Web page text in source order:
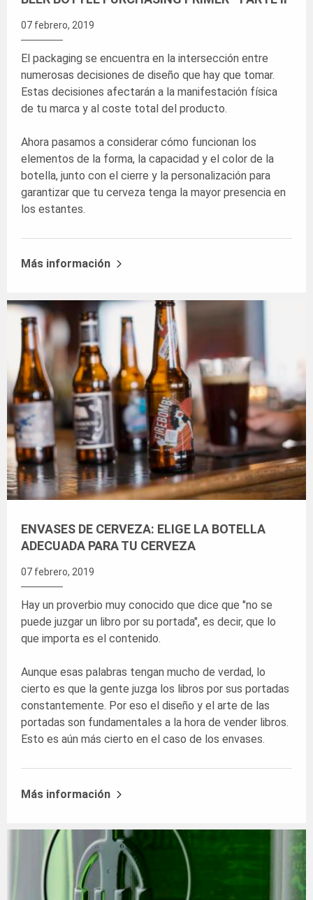
07 febrero, 2019
El packaging se encuentra en la intersección entre
numerosas decisiones de diseño que hay que tomar.
Estas decisiones afectarán a la manifestación física
de tu marca y al coste total del producto.
Ahora pasamos a considerar cómo funcionan los
elementos de la forma, la capacidad y el color de la
botella, junto con el cierre y la personalización para
garantizar que tu cerveza tenga la mayor presencia en
los estantes.
Más información
ENVASES DE CERVEZA: ELIGE LA BOTELLA
ADECUADA PARA TU CERVEZA
07 febrero, 2019
Hay un proverbio muy conocido que dice que "no se
puede juzgar un libro por su portada", es decir, que lo
que importa es el contenido.
Aunque esas palabras tengan mucho de verdad, lo
cierto es que la gente juzga los libros por sus portadas
constantemente. Por eso el diseño y el arte de las
portadas son fundamentales a la hora de vender libros.
Esto es aún más cierto en el caso de los envases.
Más información